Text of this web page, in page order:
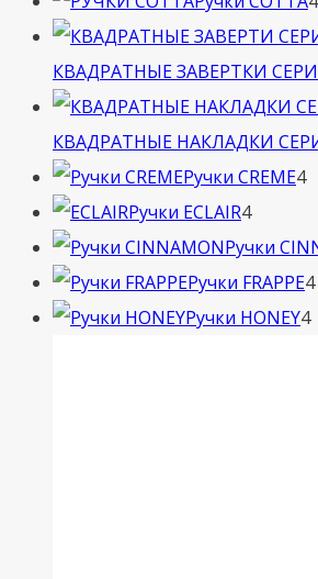
КВАДРАТНЫЕ ЗАВЕРТКИ
КВАДРАТНЫЕ НАКЛАДКИ
Ручки CREME44
Ручки ECLAIR44
товара
Ручки
Ручки FRAPPE44
Ручки HONEY44